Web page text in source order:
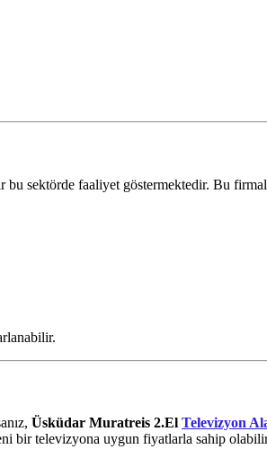
bu sektörde faaliyet göstermektedir. Bu
Üsküdar Muratreis 2.El Televizyon
bir televizyona uygun fiyatlarla sahip